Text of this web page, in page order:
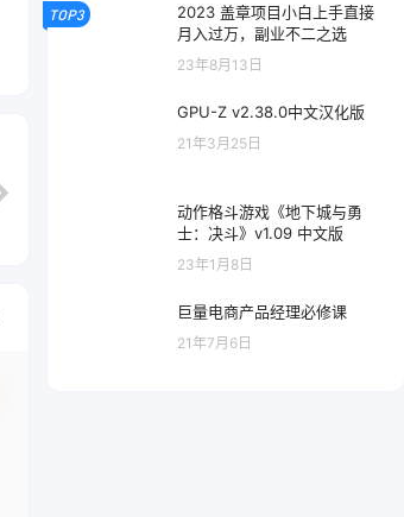
TOP3
2023 盖章项目小白上手直接
月入过万，副业不二之选
23年8月13日
GPU-Z v2.38.0中文汉化版
21年3月25日
动作格斗游戏《地下城与勇
士：决斗》v1.09 中文版
23年1月8日
巨量电商产品经理必修课
21年7月6日